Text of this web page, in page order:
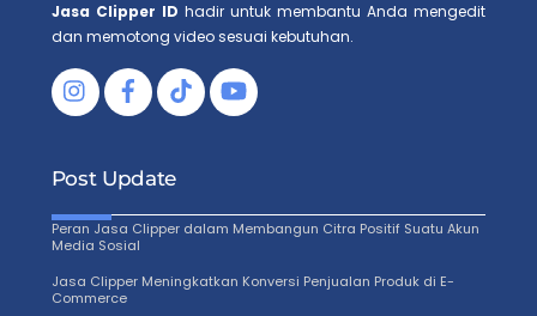
Jasa Clipper ID hadir untuk membantu Anda mengedit
dan memotong video sesuai kebutuhan.
FacebookTiktok
Post Update
Peran Jasa Clipper dalam Membangun Citra Positif Suatu Akun
Media Sosial
Jasa Clipper Meningkatkan Konversi Penjualan Produk di E-
Commerce